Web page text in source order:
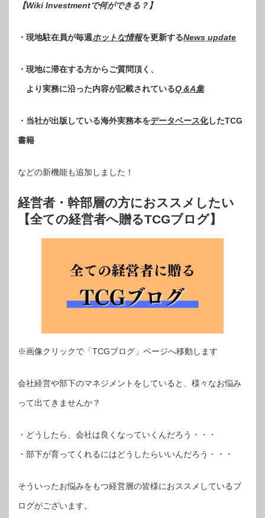
【Wiki Investmentで何ができる？ 】
・現地駐在員が毎週 ホットな情報を更新するNews update
・現地に滞在する方からご質問頂く、
より実務に沿った内容が記載されているQ＆A集
・当社が出版している海外実務本をデータベース化したTCG
書籍
などの新機能も追加しました！
経営者・幹部層の方におススメしたい
【全ての経営者へ贈るTCGブログ】
※画像クリックで「TCGブログ」ページへ移動します
会社経営や部下のマネジメントをしていると、様々なお悩み
って出てきませんか？
・どうしたら、会社は良くなっていくんだろう・・・
・部下が育ってくれるにはどうしたらいいんだろう・・・
そういったお悩みをもつ経営層の皆様におススメしているブ
ログがございます。